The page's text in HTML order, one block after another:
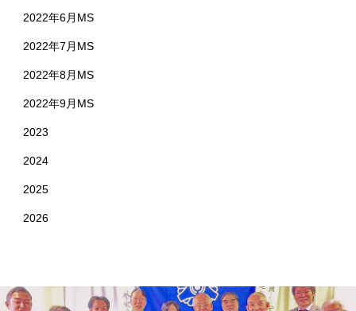
2022年6月MS
2022年7月MS
2022年8月MS
2022年9月MS
2023
2024
2025
2026